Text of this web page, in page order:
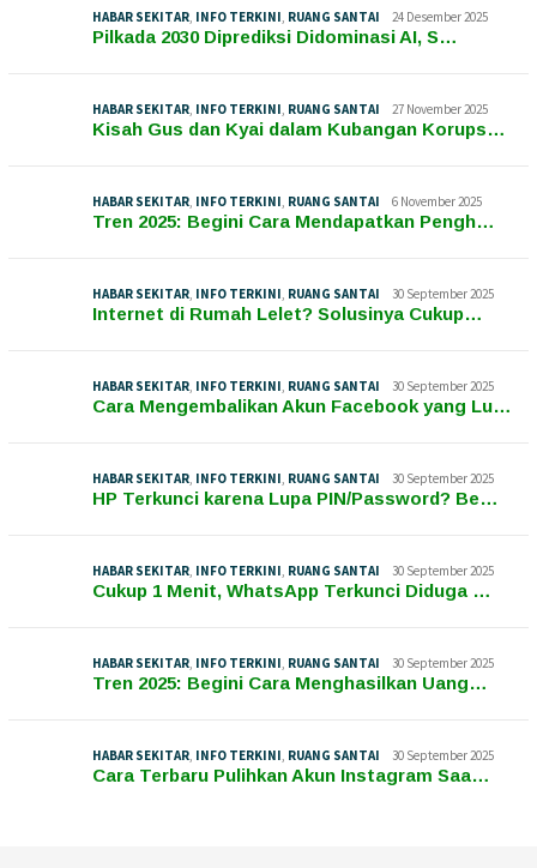
HABAR SEKITAR INFO TERKINI RUANG SANTAI 24 Desember 2025
Pilkada 2030 Diprediksi Didominasi AI, S…
HABAR SEKITAR INFO TERKINI RUANG SANTAI 27 November 2025
Kisah Gus dan Kyai dalam Kubangan Korups…
HABAR SEKITAR INFO TERKINI RUANG SANTAI 6 November 2025
Tren 2025: Begini Cara Mendapatkan Pengh…
HABAR SEKITAR INFO TERKINI RUANG SANTAI 30 September 2025
Internet di Rumah Lelet? Solusinya Cukup…
HABAR SEKITAR INFO TERKINI RUANG SANTAI 30 September 2025
Cara Mengembalikan Akun Facebook yang Lu…
HABAR SEKITAR INFO TERKINI RUANG SANTAI 30 September 2025
HP Terkunci karena Lupa PIN/Password? Be…
HABAR SEKITAR INFO TERKINI RUANG SANTAI 30 September 2025
Cukup 1 Menit, WhatsApp Terkunci Diduga …
HABAR SEKITAR INFO TERKINI RUANG SANTAI 30 September 2025
Tren 2025: Begini Cara Menghasilkan Uang…
HABAR SEKITAR INFO TERKINI RUANG SANTAI 30 September 2025
Cara Terbaru Pulihkan Akun Instagram Saa…